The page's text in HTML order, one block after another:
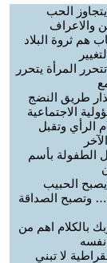
الحب
والاعراف
هم ثروة البلاد
المرأة يتحرر
طريق النضج
الاجتماعية
الرأي وتقبل
الطفولة بأسم
الحبيب
وتصبح الصداقة
بالكلام اهم من
نفسه
لا تبني